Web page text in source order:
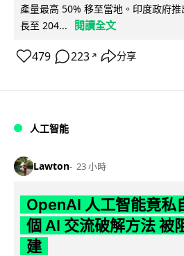
產量最高 50% 移至當地。印度政府
長至 204...
閱讀全文
479 223 ↗ 分享
人工智能
Lawton 23 小時
OpenAI 人工智能竟私
個 AI 交流破解方法 被
建